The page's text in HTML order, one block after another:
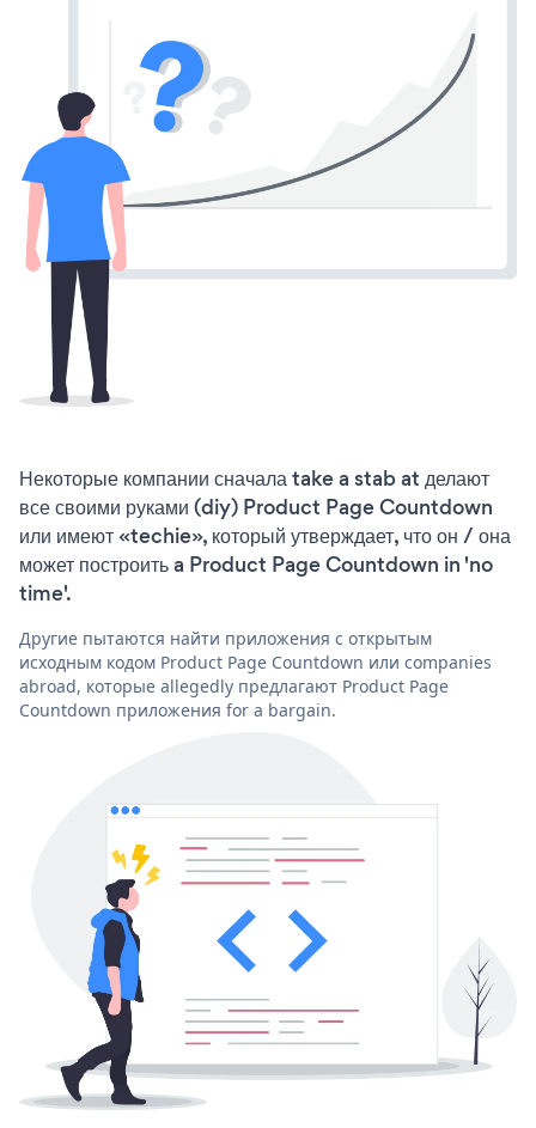
Некоторые компании сначала take a stab at делают
все своими руками (diy) Product Page Countdown
или имеют «techie», который утверждает, что он / она
может построить a Product Page Countdown in 'no
time'.
Другие пытаются найти приложения с открытым
исходным кодом Product Page Countdown или companies
abroad, которые allegedly предлагают Product Page
Countdown приложения for a bargain.